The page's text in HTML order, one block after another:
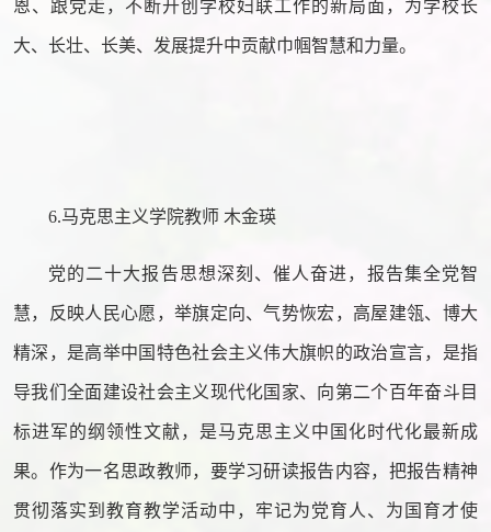
恩、跟党走，不断开创学校妇联工作的新局面，为学校长
大、长壮、长美、发展提升中贡献巾帼智慧和力量。
6.马克思主义学院教师 木金瑛
党的二十大报告思想深刻、催人奋进，报告集全党智
慧，反映人民心愿，举旗定向、气势恢宏，高屋建瓴、博大
精深，是高举中国特色社会主义伟大旗帜的政治宣言，是指
导我们全面建设社会主义现代化国家、向第二个百年奋斗目
标进军的纲领性文献，是马克思主义中国化时代化最新成
果。作为一名思政教师，要学习研读报告内容，把报告精神
贯彻落实到教育教学活动中，牢记为党育人、为国育才使